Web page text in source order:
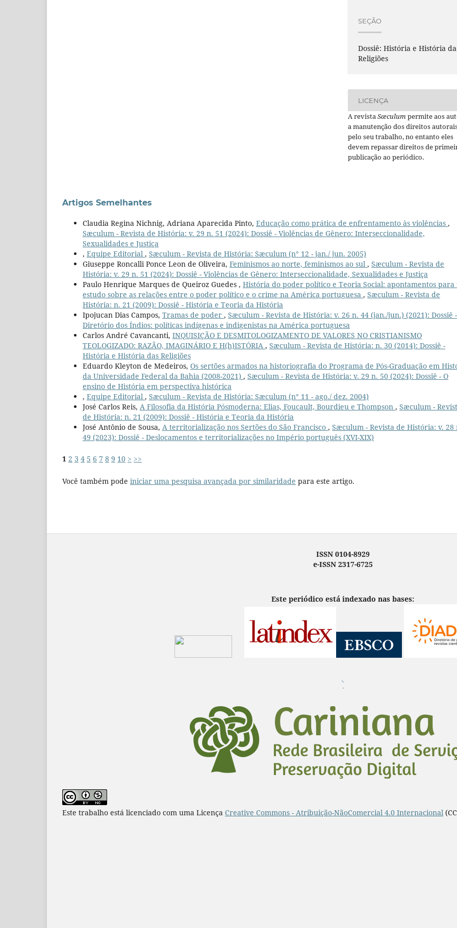
SEÇÃO
Dossiê: História e História
Religiões
LICENÇA
A revistaSæculumpermite aos
a manutenção dos direitos
pelo seu trabalho, no entanto eles
devem repassar direitos de
publicação ao periódico.
Artigos Semelhantes
Claudia Regina Nichnig, Adriana Aparecida Pinto, Educação como prática de enfrentamento às violências ,
Sæculum - Revista de História: v. 29 n. 51 (2024): Dossiê - Violências de Gênero: Interseccionalidade,
Sexualidades e Justiça
, Equipe Editorial , Sæculum - Revista de História: Sæculum (n° 12 - jan./ jun. 2005)
Giuseppe Roncalli Ponce Leon de Oliveira, Feminismos ao norte, feminismos ao sul , Sæculum - Revista de
História: v. 29 n. 51 (2024): Dossiê - Violências de Gênero: Interseccionalidade, Sexualidades e Justiça
Paulo Henrique Marques de Queiroz Guedes , História do poder político e Teoria Social: apontamentos para
estudo sobre as relações entre o poder político e o crime na América portuguesa , Sæculum - Revista de
História: n. 21 (2009): Dossiê - História e Teoria da História
Ipojucan Dias Campos, Tramas de poder , Sæculum - Revista de História: v. 26 n. 44 (jan./jun.) (2021): Dossiê -
Diretório dos Índios: políticas indígenas e indigenistas na América portuguesa
Carlos André Cavancanti, INQUISIÇÃO E DESMITOLOGIZAMENTO DE VALORES NO CRISTIANISMO
TEOLOGIZADO: RAZÃO, IMAGINÁRIO E H(h)ISTÓRIA , Sæculum - Revista de História: n. 30 (2014): Dossiê -
História e História das Religiões
Eduardo Kleyton de Medeiros, Os sertões armados na historiografia do Programa de Pós-Graduação em
da Universidade Federal da Bahia (2008-2021) , Sæculum - Revista de História: v. 29 n. 50 (2024): Dossiê - O
ensino de História em perspectiva histórica
, Equipe Editorial , Sæculum - Revista de História: Sæculum (n° 11 - ago./ dez. 2004)
José Carlos Reis, A Filosofia da História Pósmoderna: Elias, Foucault, Bourdieu e Thompson , Sæculum -
de História: n. 21 (2009): Dossiê - História e Teoria da História
José Antônio de Sousa, A territorialização nos Sertões do São Francisco , Sæculum - Revista de História: v. 28
49 (2023): Dossiê - Deslocamentos e territorializações no Império português (XVI-XIX)
1 2 3 4 5 6 7 8 9 10 > >>
Você também pode iniciar uma pesquisa avançada por similaridade para este artigo.
ISSN 0104-8929
e-ISSN 2317-6725
Este periódico está indexado nas bases:
¨
Este trabalho está licenciado com uma Licença Creative Commons - Atribuição-NãoComercial 4.0 Internacional